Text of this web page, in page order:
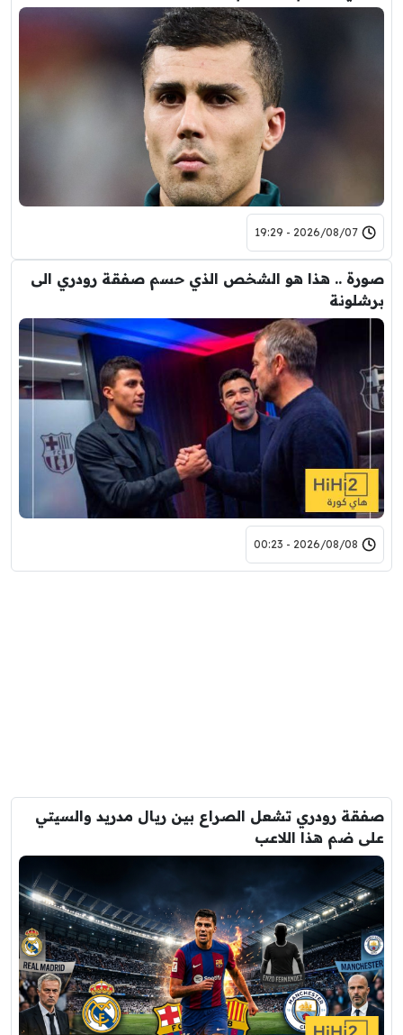
2026/08/07 - 19:29
صورة .. هذا هو الشخص الذي حسم صفقة رودري الى
برشلونة
2026/08/08 - 00:23
صفقة رودري تشعل الصراع بين ريال مدريد والسيتي
على ضم هذا اللاعب